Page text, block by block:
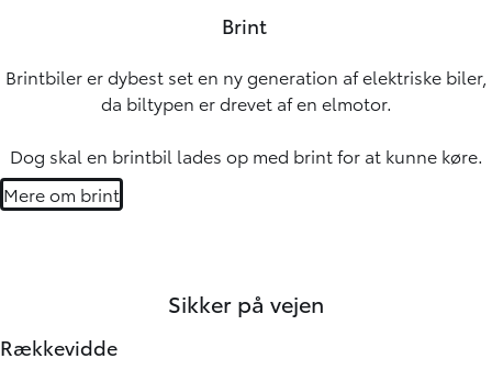
Brint
Brintbiler er dybest set en ny generation af elektriske biler,
da biltypen er drevet af en elmotor.
Dog skal en brintbil lades op med brint for at kunne køre.
Mere om brint
Sikker på vejen
Rækkevidde